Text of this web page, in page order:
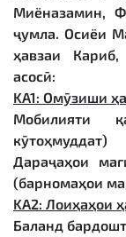
Миёназамин,
ҷумла. Осиёи
ҳавзаи
асосӣ:
KA1: Омӯзиши
Мобилияти
кӯтоҳмуддат)
Дараҷаҳои
(барномаҳои
KA2: Лоиҳаҳои
Баланд